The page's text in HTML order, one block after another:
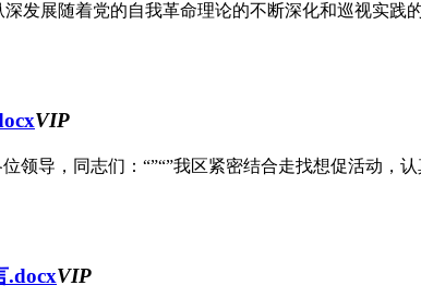
深发展随着党的自我革命理论的不断深化和巡视实践
VIP
领导，同志们：“”“”我区紧密结合走找想促活动，
.docxVIP